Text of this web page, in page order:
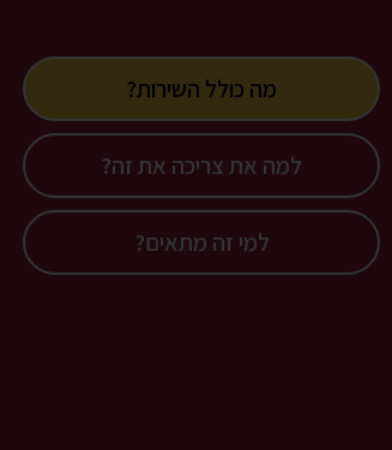
מה כולל השירות?
למה את צריכה את זה?
למי זה מתאים?